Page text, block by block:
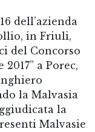
dell’azienda
in Friuli,
del Concorso
a Porec,
la Malvasia
la
Malvasie